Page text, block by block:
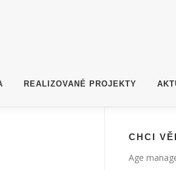
REALIZOVANÉ PROJEKTY
CHCI
Age